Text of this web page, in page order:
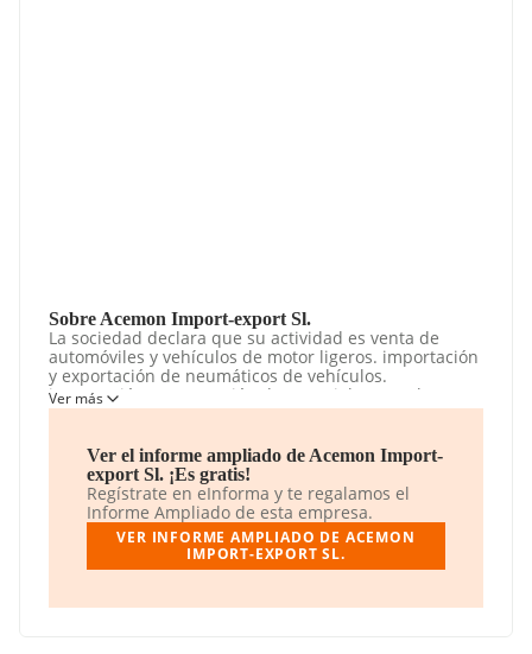
Sobre Acemon Import-export Sl.
La sociedad declara que su actividad es venta de
automóviles y vehículos de motor ligeros. importación
y exportación de neumáticos de vehículos.
importación y exportación de materiales para la
construcción. comercio al por mayor de aparatos de
fotovoltaicas. La sociedad está registrada como
Sociedad Limitada. La actividad de referencia CNAE
corresponde a 'Comercio al por menor de productos
alimenticios, bebidas y tabaco en puestos de venta y
en mercadillos', cuyo Código es 4781. La empresa es
importadora y exportadora.
Puedes visitar su sitio web:
Ver más
Ver el informe ampliado de Acemon Import-
export Sl. ¡Es gratis!
Regístrate en eInforma y te regalamos el
Informe Ampliado de esta empresa.
VER INFORME AMPLIADO DE ACEMON
IMPORT-EXPORT SL.